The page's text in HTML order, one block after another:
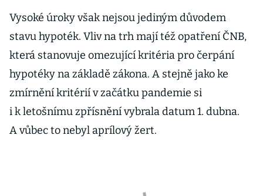
Vysoké úroky však nejsou jediným důvodem
stavu hypoték. Vliv na trh mají též opatření ČNB,
která stanovuje omezující kritéria pro čerpání
hypotéky na základě zákona. A stejně jako ke
zmírnění kritérií v začátku pandemie si
i k letošnímu zpřísnění vybrala datum 1. dubna.
A vůbec to nebyl aprílový žert.